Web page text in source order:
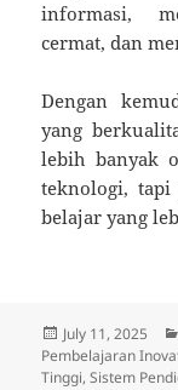
informasi,
cermat, dan
Dengan
yang
lebih banyak
teknologi, tapi
belajar yang
Posted
on
July 11, 2025
Pembelajaran
Tinggi,Sistem